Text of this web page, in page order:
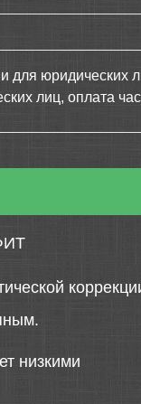
для юридических
лиц, оплата
низкими